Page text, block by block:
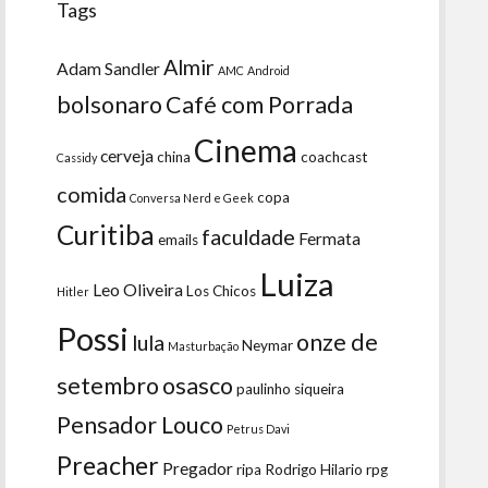
Tags
Adam Sandler Almir AMC Android
bolsonaroCafé com Porrada
Cassidy cervejachina Cinema coachcast
comida Conversa Nerd e Geek copa
Curitiba emails faculdade Fermata
Hitler Leo OliveiraLos Chicos Luiza
Possi lula Masturbação Neymar onze de
setembroosasco paulinho siqueira
Pensador Louco Petrus Davi
Preacher Pregadorripa Rodrigo Hilario rpg